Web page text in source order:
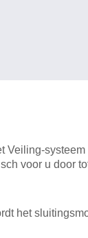
Veiling-
voor u door
het